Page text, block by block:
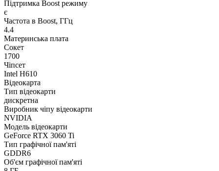
Підтримка Boost режиму
є
Частота в Boost, ГГц
4.4
Материнська плата
Сокет
1700
Чіпсет
Intel H610
Відеокарта
Тип відеокарти
дискретна
Виробник чіпу відеокарти
NVIDIA
Модель відеокарти
GeForce RTX 3060 Ti
Тип графічної пам'яті
GDDR6
Об'єм графічної пам'яті